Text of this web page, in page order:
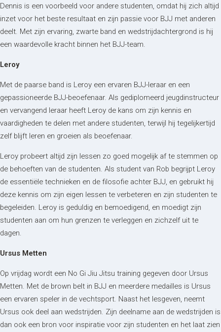
Dennis is een voorbeeld voor andere studenten, omdat hij zich altijd
inzet voor het beste resultaat en zijn passie voor BJJ met anderen
deelt. Met zijn ervaring, zwarte band en wedstrijdachtergrond is hij
een waardevolle kracht binnen het BJJ-team.
Leroy
Met de paarse band is Leroy een ervaren BJJ-leraar en een
gepassioneerde BJJ-beoefenaar. Als gediplomeerd jeugdinstructeur
en vervangend leraar heeft Leroy de kans om zijn kennis en
vaardigheden te delen met andere studenten, terwijl hij tegelijkertijd
zelf blijft leren en groeien als beoefenaar.
Leroy probeert altijd zijn lessen zo goed mogelijk af te stemmen op
de behoeften van de studenten. Als student van Rob begrijpt Leroy
de essentiële technieken en de filosofie achter BJJ, en gebruikt hij
deze kennis om zijn eigen lessen te verbeteren en zijn studenten te
begeleiden. Leroy is geduldig en bemoedigend, en moedigt zijn
studenten aan om hun grenzen te verleggen en zichzelf uit te
dagen.
Ursus Metten
Op vrijdag wordt een No Gi Jiu Jitsu training gegeven door Ursus
Metten. Met de brown belt in BJJ en meerdere medailles is Ursus
een ervaren speler in de vechtsport. Naast het lesgeven, neemt
Ursus ook deel aan wedstrijden. Zijn deelname aan de wedstrijden is
dan ook een bron voor inspiratie voor zijn studenten en het laat zien